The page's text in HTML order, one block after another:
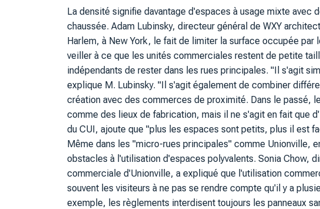
La densité signifie davantage d'espaces à usage mixte avec
chaussée. Adam Lubinsky, directeur général de WXY
Harlem, à New York, le fait de limiter la surface occupée par
veiller à ce que les unités commerciales restent de petite
indépendants de rester dans les rues principales. "Il s'agit
explique M. Lubinsky. "Il s'agit également de combiner
création avec des commerces de proximité. Dans le passé,
comme des lieux de fabrication, mais il ne s'agit en fait que
du CUI, ajoute que "plus les espaces sont petits, plus il est
Même dans les "micro-rues principales" comme Unionville,
obstacles à l'utilisation d'espaces polyvalents. Sonia Chow,
commerciale d'Unionville, a expliqué que l'utilisation
souvent les visiteurs à ne pas se rendre compte qu'il y a
exemple, les règlements interdisent toujours les panneaux